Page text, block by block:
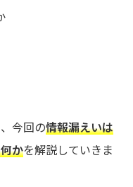
今回の情報漏えいは
かを解説していきま